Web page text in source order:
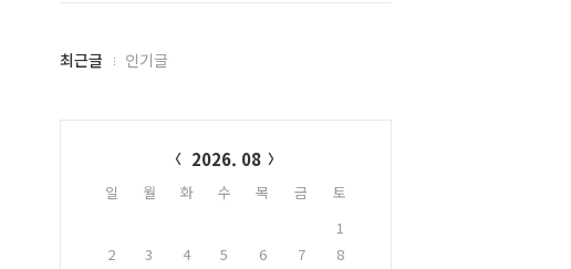
최
최근글 인기글
2026. 08
일 월 화 수 목 금
토
1
2
3 4 5 6 7
8